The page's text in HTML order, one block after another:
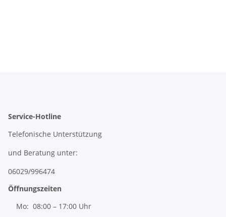
Service-Hotline
Telefonische Unterstützung
und Beratung unter:
06029/996474
Öffnungszeiten
Mo: 08:00 – 17:00 Uhr